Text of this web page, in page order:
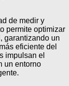
de medir y
permite optimizar
garantizando un
eficiente del
impulsan el
un entorno